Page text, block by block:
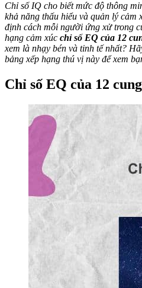
Chỉ số IQ cho biết mức độ thông
khả năng thấu hiểu và quản lý cảm
định cách mỗi người ứng xử trong
hạng cảm xúc chỉ số EQ của 12
xem là nhạy bén và tinh tế nhất?
bảng xếp hạng thú vị này để xem
Chỉ số EQ của 12